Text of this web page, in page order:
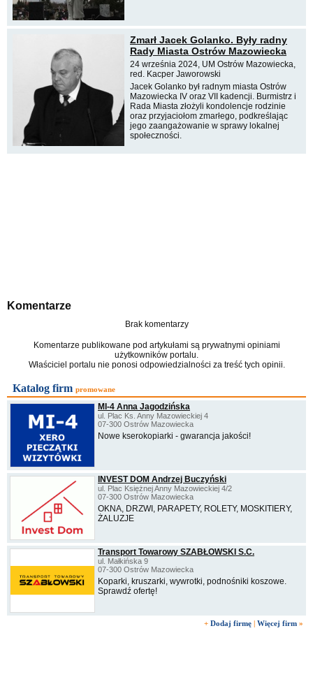
Zmarł Jacek Golanko. Były radny
Rady Miasta Ostrów Mazowiecka
24 września 2024, UM Ostrów Mazowiecka,
red. Kacper Jaworowski
Jacek Golanko był radnym miasta Ostrów
Mazowiecka IV oraz VII kadencji. Burmistrz i
Rada Miasta złożyli kondolencje rodzinie
oraz przyjaciołom zmarłego, podkreślając
jego zaangażowanie w sprawy lokalnej
społeczności.
Komentarze
Brak komentarzy
Komentarze publikowane pod artykułami są prywatnymi opiniami
użytkowników portalu.
Właściciel portalu nie ponosi odpowiedzialności za treść tych opinii.
Katalog firm promowane
MI-4 Anna Jagodzińska
ul. Plac Ks. Anny Mazowieckiej 4
07-300 Ostrów Mazowiecka
Nowe kserokopiarki - gwarancja jakości!
INVEST DOM Andrzej Buczyński
ul. Plac Księżnej Anny Mazowieckiej 4/2
07-300 Ostrów Mazowiecka
OKNA, DRZWI, PARAPETY, ROLETY, MOSKITIERY,
ŻALUZJE
Transport Towarowy SZABŁOWSKI S.C.
ul. Małkińska 9
07-300 Ostrów Mazowiecka
Koparki, kruszarki, wywrotki, podnośniki koszowe.
Sprawdź ofertę!
+ Dodaj firmę | Więcej firm »